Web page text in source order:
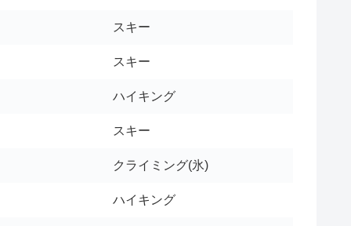
スキー
スキー
ハイキング
スキー
クライミング(氷)
ハイキング